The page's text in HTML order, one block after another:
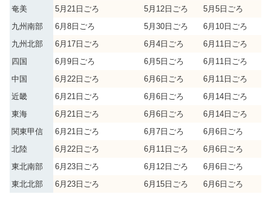
奄美
5月21日ごろ 5月12日ごろ
5月5日ごろ
九州南部
6月8日ごろ 5月30日ごろ
6月10日ごろ
九州北部
6月17日ごろ 6月4日ごろ
6月11日ごろ
四国
6月9日ごろ 6月5日ごろ
6月11日ごろ
中国
6月22日ごろ 6月6日ごろ
6月11日ごろ
近畿
6月21日ごろ 6月6日ごろ
6月14日ごろ
東海
6月21日ごろ 6月6日ごろ
6月14日ごろ
関東甲信
6月21日ごろ 6月7日ごろ
6月6日ごろ
北陸
6月22日ごろ 6月11日ごろ
6月6日ごろ
東北南部
6月23日ごろ 6月12日ごろ
6月6日ごろ
東北北部
6月23日ごろ 6月15日ごろ 6月6日ごろ